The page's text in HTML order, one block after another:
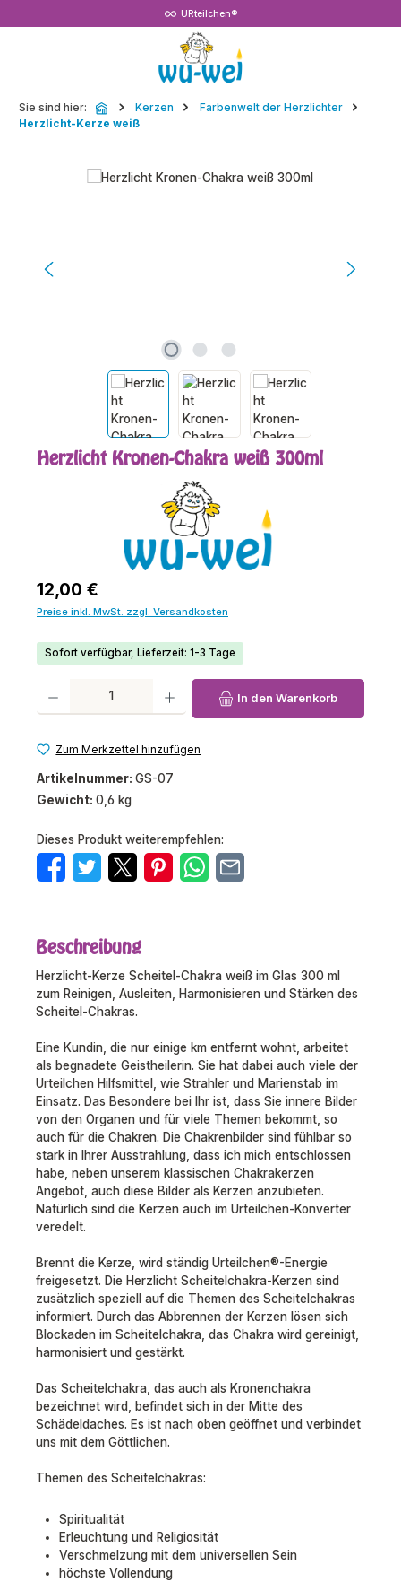
URteilchen®
Sie sind hier: Kerzen
Farbenwelt der Herzlichter
Herzlicht-Kerze weiß
Bildergalerie überspringen
Herzlicht Kronen-Chakra weiß 300ml
Regulärer Preis:
12,00 €
Preise inkl. MwSt. zzgl. Versandkosten
Sofort verfügbar, Lieferzeit: 1-3 Tage
Produkt Anzahl: Gib den gewünschten Wert ein oder benutze die
In den Warenkorb
Zum Merkzettel hinzufügen
Artikelnummer: GS-07
Gewicht: 0,6 kg
Dieses Produkt weiterempfehlen:
Beschreibung
Herzlicht-Kerze Scheitel-Chakra weiß im Glas 300 ml
zum Reinigen, Ausleiten, Harmonisieren und Stärken des
Scheitel-Chakras.
Eine Kundin, die nur einige km entfernt wohnt, arbeitet
als begnadete Geistheilerin. Sie hat dabei auch viele der
Urteilchen Hilfsmittel, wie Strahler und Marienstab im
Einsatz. Das Besondere bei Ihr ist, dass Sie innere Bilder
von den Organen und für viele Themen bekommt, so
auch für die Chakren. Die Chakrenbilder sind fühlbar so
stark in Ihrer Ausstrahlung, dass ich mich entschlossen
habe, neben unserem klassischen Chakrakerzen
Angebot, auch diese Bilder als Kerzen anzubieten.
Natürlich sind die Kerzen auch im Urteilchen-Konverter
veredelt.
Brennt die Kerze, wird ständig Urteilchen®-Energie
freigesetzt. Die Herzlicht Scheitelchakra-Kerzen sind
zusätzlich speziell auf die Themen des Scheitelchakras
informiert. Durch das Abbrennen der Kerzen lösen sich
Blockaden im Scheitelchakra, das Chakra wird gereinigt,
harmonisiert und gestärkt.
Das Scheitelchakra, das auch als Kronenchakra
bezeichnet wird, befindet sich in der Mitte des
Schädeldaches. Es ist nach oben geöffnet und verbindet
uns mit dem Göttlichen.
Themen des Scheitelchakras:
Spiritualität
Erleuchtung und Religiosität
Verschmelzung mit dem universellen Sein
höchste Vollendung